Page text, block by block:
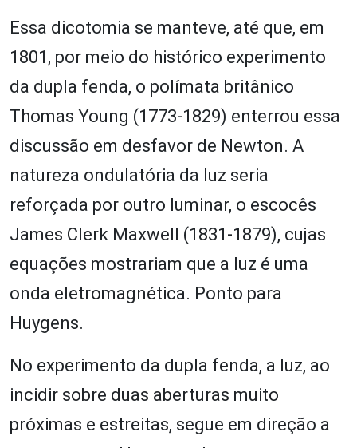
Essa dicotomia se manteve, até que, em
1801, por meio do histórico experimento
da dupla fenda, o polímata britânico
Thomas Young (1773-1829) enterrou essa
discussão em desfavor de Newton. A
natureza ondulatória da luz seria
reforçada por outro luminar, o escocês
James Clerk Maxwell (1831-1879), cujas
equações mostrariam que a luz é uma
onda eletromagnética. Ponto para
Huygens.
No experimento da dupla fenda, a luz, ao
incidir sobre duas aberturas muito
próximas e estreitas, segue em direção a